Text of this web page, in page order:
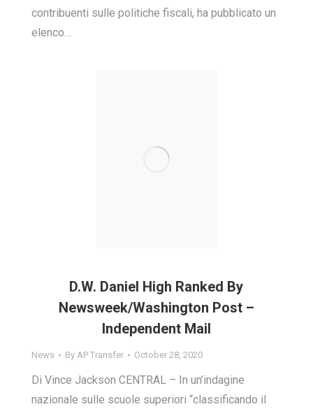
contribuenti sulle politiche fiscali, ha pubblicato un
elenco…
D.W. Daniel High Ranked By
Newsweek/Washington Post –
Independent Mail
News By AP Transfer October 28, 2020
Di Vince Jackson CENTRAL – In un’indagine
nazionale sulle scuole superiori “classificando il